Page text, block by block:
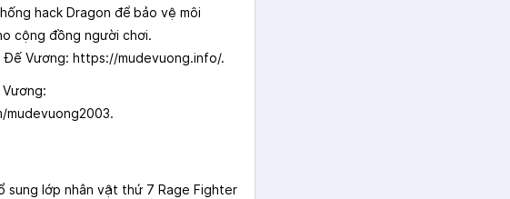
hack Dragon để bảo vệ môi
cộng đồng người chơi.
Đế Vương: https://mudevuong.info/.
sung lớp nhân vật thứ 7 Rage Fighter